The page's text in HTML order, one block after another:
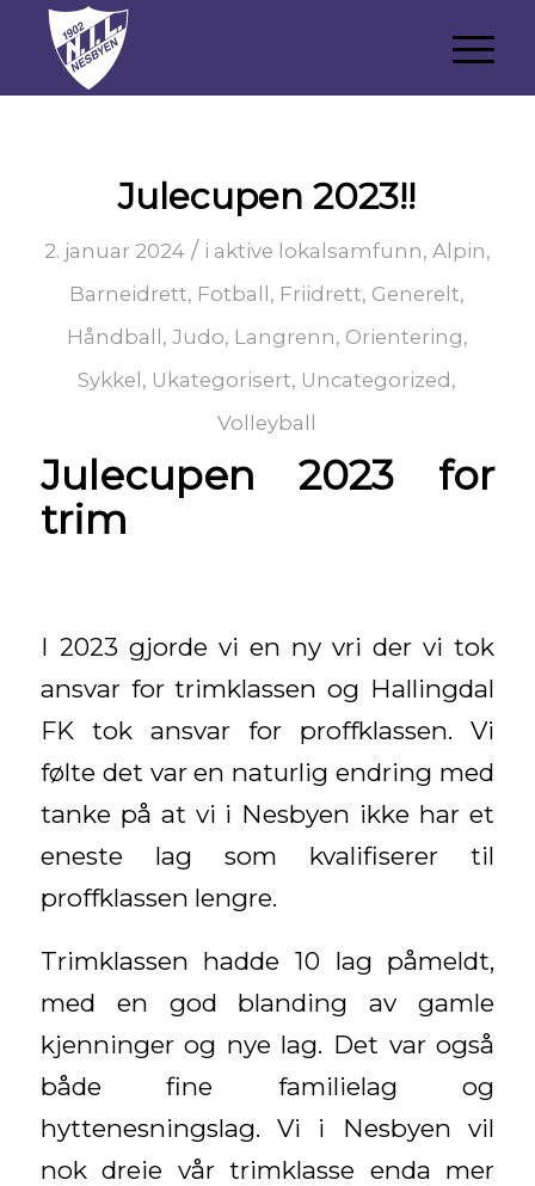
Julecupen 2023!!
2. januar 2024 / i aktive lokalsamfunn, Alpin,
Barneidrett, Fotball , Friidrett, Generelt,
Håndball , Judo, Langrenn, Orientering,
Sykkel , Ukategorisert, Uncategorized ,
Volleyball
Julecupen 2023 for
trim
I 2023 gjorde vi en ny vri der vi tok
ansvar for trimklassen og Hallingdal
FK tok ansvar for proffklassen. Vi
følte det var en naturlig endring med
tanke på at vi i Nesbyen ikke har et
eneste lag som kvalifiserer til
proffklassen lengre.
Trimklassen hadde 10 lag påmeldt,
med en god blanding av gamle
kjenninger og nye lag. Det var også
både fine familielag og
hyttenesningslag. Vi i Nesbyen vil
nok dreie vår trimklasse enda mer